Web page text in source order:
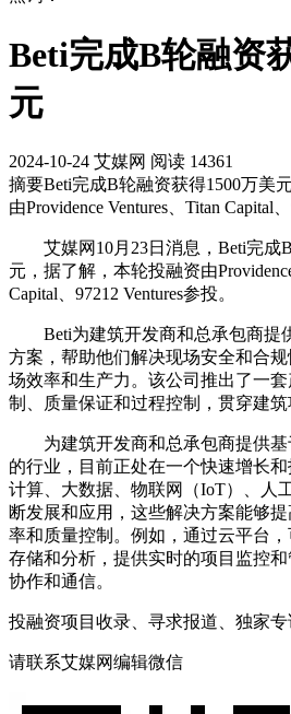
Beti完成B轮融资
元
2024-10-24 艾媒网 阅读 14361
摘要Beti完成B轮融资获得1500万美
由Providence Ventures、Titan Capital
艾媒网10月23日消息，Beti完成B
元，据了解，本轮投融资由
Capital、97212 Ventures参投。
Beti为建筑开发商和总承包商提
方案，帮助他们解决现场安全和合
场效率和生产力。该公司推出了一
制、质量保证和过程控制，贯穿建筑
为建筑开发商和总承包商提供基
的行业，目前正处在一个快速增长
计算、大数据、物联网（IoT）、人
断发展和应用，这些解决方案能够
率和质量控制。例如，通过云平台
存储和分析，提供实时的项目监控
协作和通信。
投融资项目收录、寻求报道、独家专
请联系艾媒网编辑微信